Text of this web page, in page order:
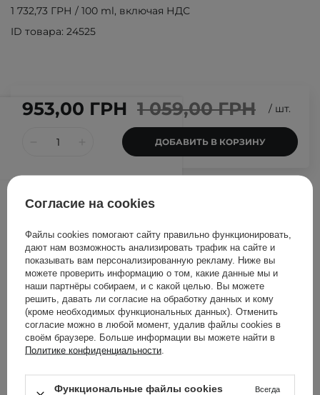
953,00 ГРН 1 059,00 ГРН / шт.
ДОБАВИТЬ В КОРЗИНУ
1 732,73 ГРН / 100 ml, включая НДС
ID товара: 24525
Другие клиенты также
Согласие на cookies
Файлы cookies помогают сайту правильно функционировать,
дают нам возможность анализировать трафик на сайте и
показывать вам персонализированную рекламу. Ниже вы
можете проверить информацию о том, какие данные мы и
наши партнёры собираем, и с какой целью. Вы можете
решить, давать ли согласие на обработку данных и кому
(кроме необходимых функциональных данных). Отменить
согласие можно в любой момент, удалив файлы cookies в
своём браузере. Больше информации вы можете найти в
Политике конфиденциальности
Функциональные файлы cookies
Всегда